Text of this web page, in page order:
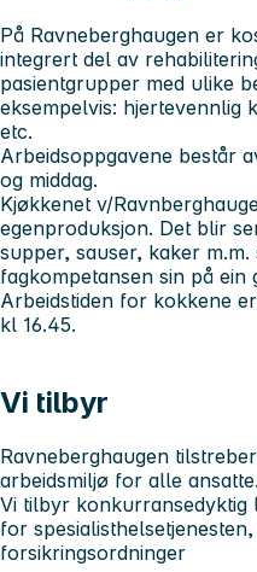
På Ravneberghaugen er
integrert del av
pasientgrupper med ulike
eksempelvis: hjertevennlig
etc.
Arbeidsoppgavene består
og middag.
Kjøkkenet v/
egenproduksjon. Det blir
supper, sauser, kaker
fagkompetansen sin på ein
Arbeidstiden for kokkene
kl 16.45.
Vi tilbyr
Ravneberghaugen
arbeidsmiljø for alle ansatte.
Vi tilbyr
for
forsikringsordninger